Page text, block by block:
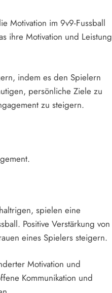
Motivation im 9v9-Fussball
ihre Motivation und Leistung
indem es den Spielern
persönliche Ziele zu
zu steigern.
spielen eine
Positive Verstärkung von
eines Spielers steigern.
Motivation und
Kommunikation und